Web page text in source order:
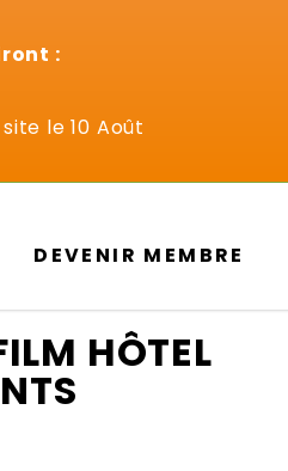
:
le 10 Août
DEVENIR MEMBRE
HÔTEL